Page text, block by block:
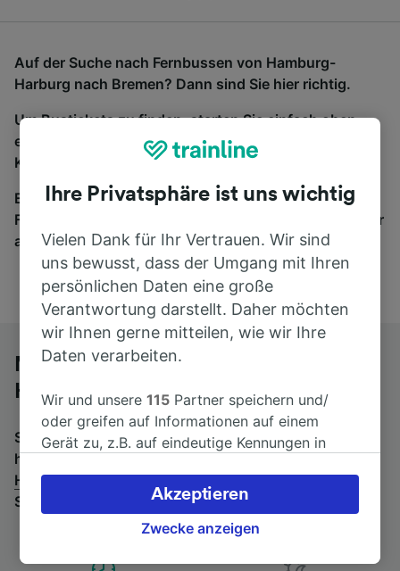
Auf der Suche nach Fernbussen von Hamburg-
Harburg nach Bremen? Dann sind Sie hier richtig.
Um Bustickets zu finden, starten Sie einfach oben
eine Suche und wir vergleichen Fahrtzeiten und
Kosten für Bahn- und Busreisen miteinander.
Egal, wohin die Reise geht – starten Sie mit uns.
Finden Sie hier Fahrkarten für Verbindungen von mehr
als 170 Bahn- und Busunternehmen.
Mit dem Fernbus von Hamburg-
Harburg nach Bremen
Suchen Sie nach einem Rückfahrtticket? Dann bitte
hier entlang:Fernbusse von Bremen nach Hamburg-
Harburg.Wenn Sie lieber mit dem Zug fahren, prüfen
Sie die
Züge von Hamburg-Harburg bis Bremen
Ihre Privatsphäre ist uns wichtig
Vielen Dank für Ihr Vertrauen. Wir sind
uns bewusst, dass der Umgang mit Ihren
persönlichen Daten eine große
Verantwortung darstellt. Daher möchten
wir Ihnen gerne mitteilen, wie wir Ihre
Daten verarbeiten.
Wir und unsere115 Partner speichern und/
oder greifen auf Informationen auf einem
Gerät zu, z.B. auf eindeutige Kennungen in
verarbeiten. Sie können Ihre Präferenzen
akzeptieren oder verwalten, einschließlich
Ihres Widerspruchsrechts bei berechtigtem
Zwecke anzeigen
Akzeptieren